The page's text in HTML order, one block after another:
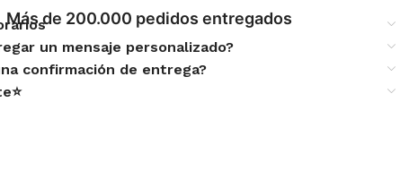
Más de 200.000 pedidos entregados
un mensaje personalizado?
confirmación de entrega?